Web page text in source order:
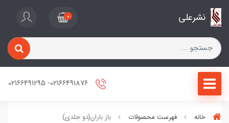
نشرعلی 0
خانه فهرست محصولات باز باران(دو جلدی)